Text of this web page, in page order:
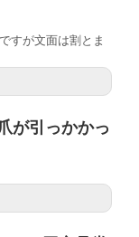
すが文面は割とま
が引っかかっ